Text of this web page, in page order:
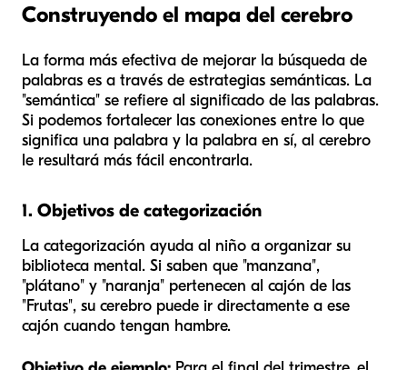
Construyendo el mapa del cerebro
La forma más efectiva de mejorar la búsqueda de
palabras es a través de estrategias semánticas. La
"semántica" se refiere al significado de las palabras.
Si podemos fortalecer las conexiones entre lo que
significa una palabra y la palabra en sí, al cerebro
le resultará más fácil encontrarla.
1. Objetivos de categorización
La categorización ayuda al niño a organizar su
biblioteca mental. Si saben que "manzana",
"plátano" y "naranja" pertenecen al cajón de las
"Frutas", su cerebro puede ir directamente a ese
cajón cuando tengan hambre.